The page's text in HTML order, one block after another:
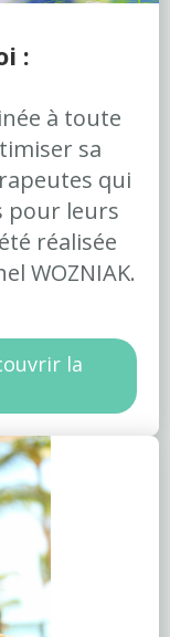
:
à toute
sa
qui
pour leurs
réalisée
WOZNIAK.
la